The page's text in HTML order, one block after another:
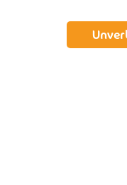
Santa Margherita
Sant'Angelo